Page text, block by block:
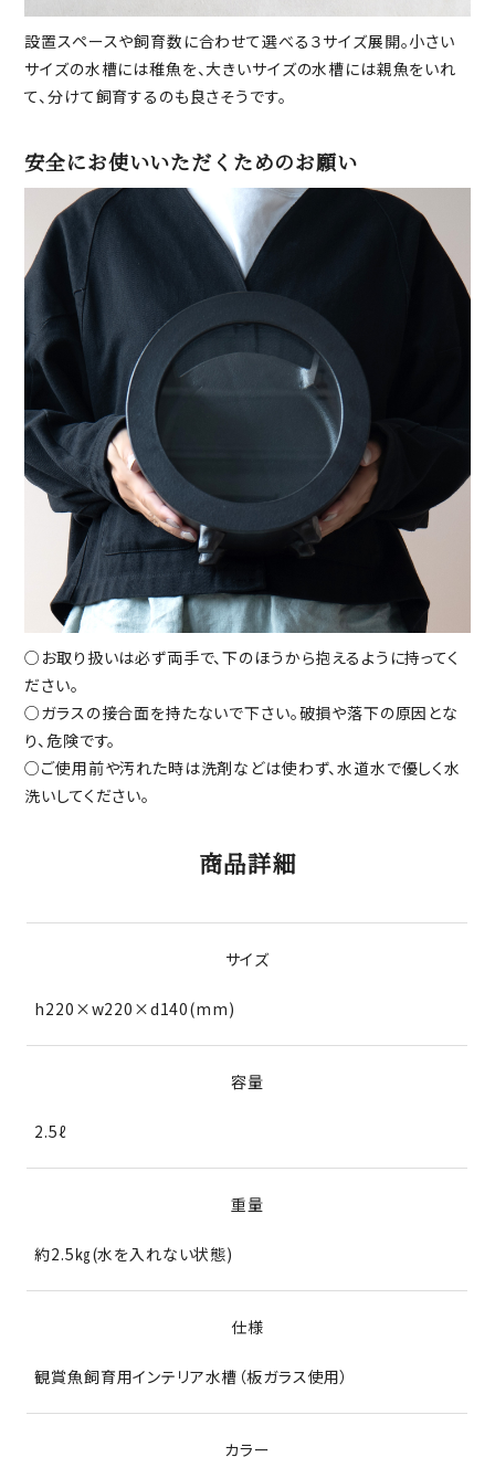
設置スペースや飼育数に合わせて選べる３サイズ展開。小さい
サイズの水槽には稚魚を、大きいサイズの水槽には親魚をいれ
て、分けて飼育するのも良さそうです。
安全にお使いいただくためのお願い
○お取り扱いは必ず両手で、下のほうから抱えるように持ってく
ださい。
○ガラスの接合面を持たないで下さい。破損や落下の原因とな
り、危険です。
○ご使用前や汚れた時は洗剤などは使わず、水道水で優しく水
洗いしてください。
商品詳細
サイズ
h220×w220×d140(mm)
容量
2.5ℓ
重量
約2.5㎏(水を入れない状態)
仕様
観賞魚飼育用インテリア水槽（板ガラス使用）
カラー